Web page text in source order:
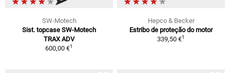
SW-Motech
Sist. topcase SW-Motech
TRAX ADV
600,00 €1
Hepco & Becker
Estribo de proteção do motor
339,50 €1